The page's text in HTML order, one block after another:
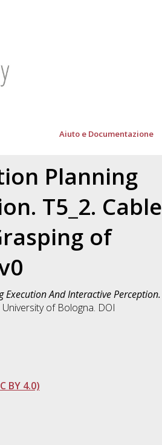
Aiuto e Documentazione
Planning
T5_2. Cable
of
Execution And Interactive Perception.
University of Bologna. DOI
BY 4.0)